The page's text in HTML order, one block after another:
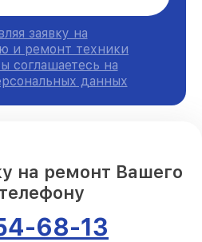
заявку на
и ремонт техники
соглашаетесь на
данных
на ремонт Вашего
68-13